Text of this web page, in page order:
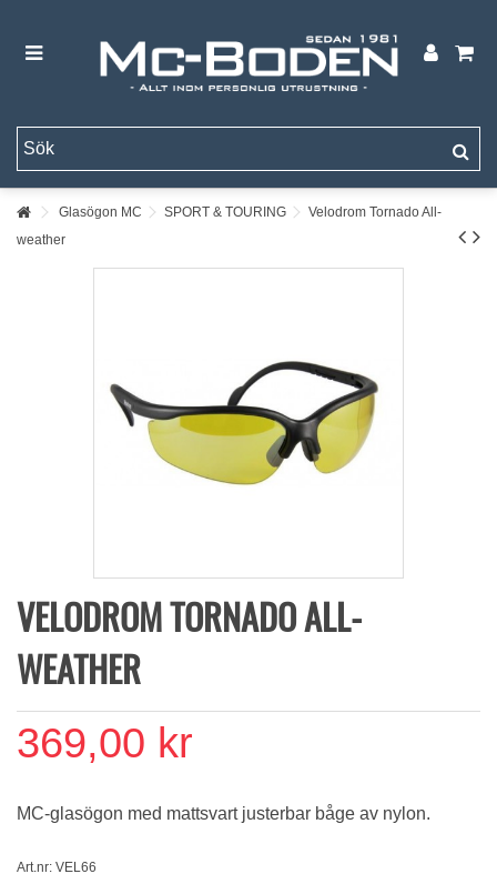
Glasögon MC SPORT & TOURING
Velodrom Tornado All-
weather
VELODROM TORNADO ALL-
WEATHER
369,00 kr
MC-glasögon med mattsvart justerbar båge av nylon.
Art.nr: VEL66